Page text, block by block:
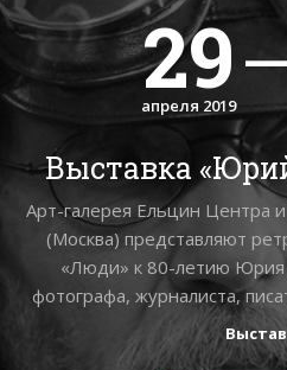
29
апреля 2019
Выставка
Арт-галерея Ельцин Центра
(Москва) представляют
«Люди» к 80-летию Юрия
фотографа, журналиста,